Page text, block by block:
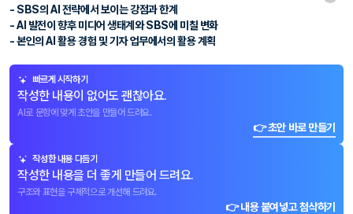
- SBS의 AI 전략에서 보이는 강점과 한계
- AI 발전이 향후 미디어 생태계와 SBS에 미칠 변화
- 본인의 AI 활용 경험 및 기자 업무에서의 활용 계획
빠르게 시작하기
작성한 내용이 없어도 괜찮아요.
AI로 문항에 맞게 초안을 만들어 드려요.
👉 초안 바로 만들기
작성한 내용 다듬기
작성한 내용을 더 좋게 만들어 드려요.
구조와 표현을 구체적으로 개선해 드려요.
👉 내용 붙여넣고 첨삭하기